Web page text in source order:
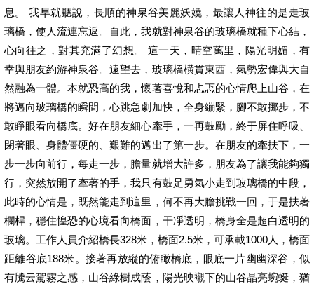
息。 我早就聽說，長順的神泉谷美麗妖嬈，最讓人神往的是走玻
璃橋，使人流連忘返。自此，我就對神泉谷的玻璃橋就種下心結，
心向往之，對其充滿了幻想。 這一天，晴空萬里，陽光明媚，有
幸與朋友約游神泉谷。遠望去，玻璃橋橫貫東西，氣勢宏偉與大自
然融為一體。本就恐高的我，懷著喜悅和忐忑的心情爬上山谷，在
將邁向玻璃橋的瞬間，心跳急劇加快，全身繃緊，腳不敢挪步，不
敢睜眼看向橋底。好在朋友細心牽手，一再鼓勵，終于屏住呼吸、
閉著眼、身體僵硬的、艱難的邁出了第一步。在朋友的牽扶下，一
步一步向前行，每走一步，膽量就增大許多，朋友為了讓我能夠獨
行，突然放開了牽著的手，我只有鼓足勇氣小走到玻璃橋的中段，
此時的心情是，既然能走到這里，何不再大膽挑戰一回，于是扶著
欄桿，穩住惶恐的心境看向橋面，干凈透明，橋身全是超白透明的
玻璃。工作人員介紹橋長328米，橋面2.5米，可承載1000人，橋面
距離谷底188米。接著再放縱的俯瞰橋底，眼底一片幽幽深谷，似
有騰云駕霧之感，山谷綠樹成蔭，陽光映襯下的山谷晶亮蜿蜒，猶